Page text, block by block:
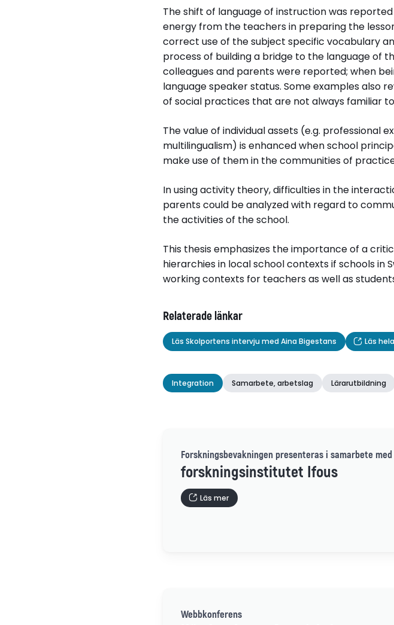
the professional sphere in the
Swedish school
Relaterade länkar
Läs Skolportens intervju med Aina Bigestans
The shift of language of instruction was
energy from the teachers in preparing the
correct use of the subject specific vocabulary
process of building a bridge to the language of
colleagues and parents were reported; when
language speaker status. Some examples also
of social practices that are not always familiar
The value of individual assets (e.g. professional
multilingualism) is enhanced when school
make use of them in the communities of
In using activity theory, difficulties in the
parents could be analyzed with regard to
the activities of the school.
This thesis emphasizes the importance of a
hierarchies in local school contexts if schools in
working contexts for teachers as well as
Relaterade länkar
Läs Skolportens intervju med Aina Bigestans Läs
Integration Samarbete, arbetslag Lärarutbildning
Forskningsbevakningen presenteras i samarbete med
forskningsinstitutet Ifous
Läs mer
Webbkonferens